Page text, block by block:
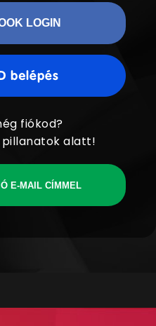
LOGIN
fiókod?
pillanatok alatt!
E-MAIL CÍMMEL